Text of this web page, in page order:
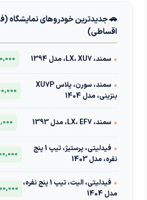
🚗 جدیدترین خودروهای نمایشگاه
اقساطی)
• سمند، LX، XU7، مدل 1394
•
سمند، سورن، پلاس XU7P
بنزینی، مدل 1404
• سمند، LX، EF7، مدل 1393
•
فیدلیتی، پرستیژ، تیپ 1 پنج
نفره، مدل 1403
•
فیدلیتی، الیت، تیپ 1 پنج نفره،
مدل 1404